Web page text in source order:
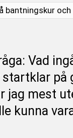
bantningskur
Vad
startklar på
jag mest
kunna